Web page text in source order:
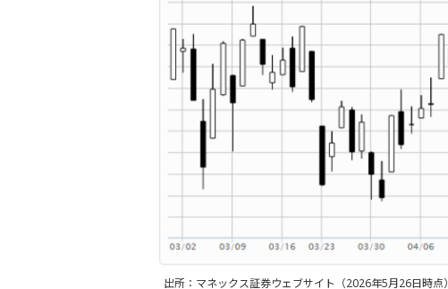
出所：マネックス証券ウェブサイト（2026年5月26日時点）